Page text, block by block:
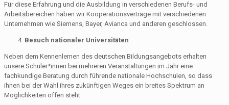
Für diese Erfahrung und die Ausbildung in verschiedenen Berufs- und
Arbeitsbereichen haben wir Kooperationsverträge mit verschiedenen
Unternehmen wie Siemens, Bayer, Avianca und anderen geschlossen.
Besuch nationaler Universitäten
Neben dem Kennenlernen des deutschen Bildungsangebots erhalten
unsere Schüler*innen bei mehreren Veranstaltungen im Jahr eine
fachkundige Beratung durch führende nationale Hochschulen, so dass
ihnen bei der Wahl ihres zukünftigen Weges ein breites Spektrum an
Möglichkeiten offen steht.